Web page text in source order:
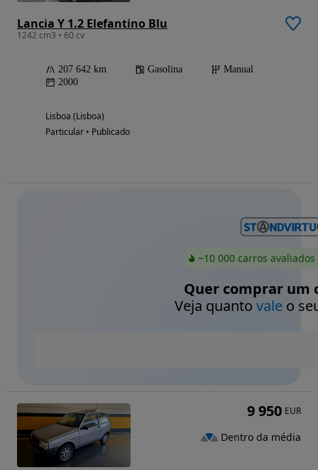
Lancia Y 1.2 Elefantino Blu
1242 cm3 • 60 cv
207 642 km Gasolina
Manual
2000
Lisboa (Lisboa)
Particular • Publicado
~10 000 carros
Quer comprar um
Veja quanto valeo
9 950 EUR
Dentro da média